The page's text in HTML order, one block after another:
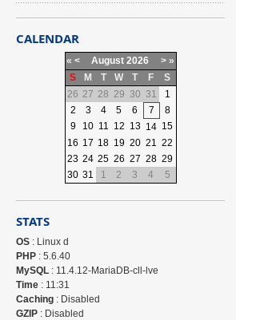
CALENDAR
« < August 2026 > »
S
M T W T F
S
26 27 28 29 30 31
1
2
3 4 5 6 7
8
9
10 11 12 13 14 15
16 17 18 19 20 21 22
23 24 25 26 27 28 29
30 31 1 2 3 4 5
STATS
OS : Linux d
PHP : 5.6.40
MySQL : 11.4.12-MariaDB-cll-lve
Time : 11:31
Caching : Disabled
GZIP : Disabled